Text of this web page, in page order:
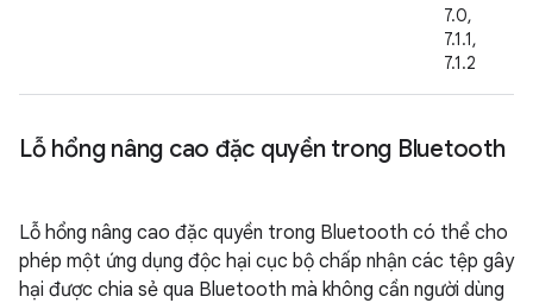
7.0,
7.1.1,
7.1.2
Lỗ hổng nâng cao đặc quyền trong Bluetooth
Lỗ hổng nâng cao đặc quyền trong Bluetooth có thể cho
phép một ứng dụng độc hại cục bộ chấp nhận các tệp gây
hại được chia sẻ qua Bluetooth mà không cần người dùng